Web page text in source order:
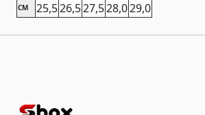
CM 25,526,527,528,029,0